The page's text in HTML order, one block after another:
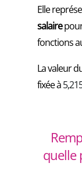
Elle
salairepour
fonctions
La valeur
fixée à
quelle